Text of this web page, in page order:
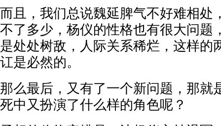
而且，我们总说魏延脾气不好难相处
不了多少，杨仪的性格也有很大问题
是处处树敌，人际关系稀烂，这样的
讧是必然的。
那么最后，又有了一个新问题，那就
死中又扮演了什么样的角色呢？